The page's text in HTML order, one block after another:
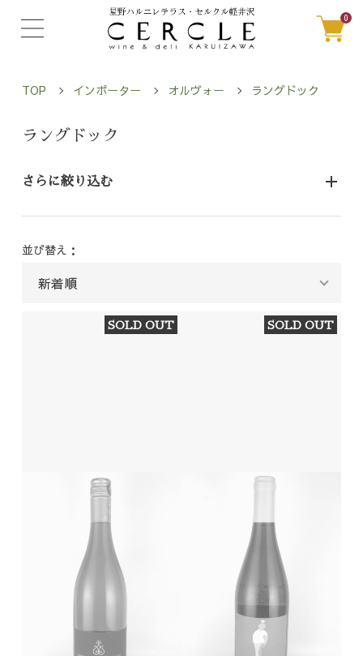
0
TOP インポーター オルヴォー ラングドック
ラングドック
さらに絞り込む
並び替え：
SOLD OUT SOLD OUT